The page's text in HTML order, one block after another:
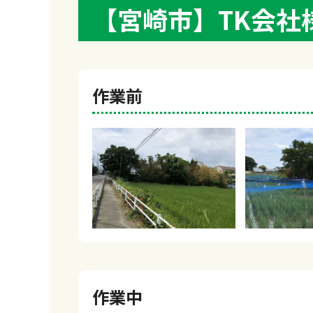
【宮崎市】TK会
作業前
作業中